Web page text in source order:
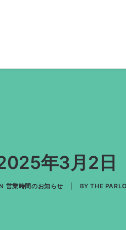
年3月2日
営業時間のお知らせ BYTHE